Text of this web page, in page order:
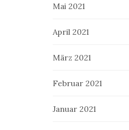
Mai 2021
April 2021
März 2021
Februar 2021
Januar 2021